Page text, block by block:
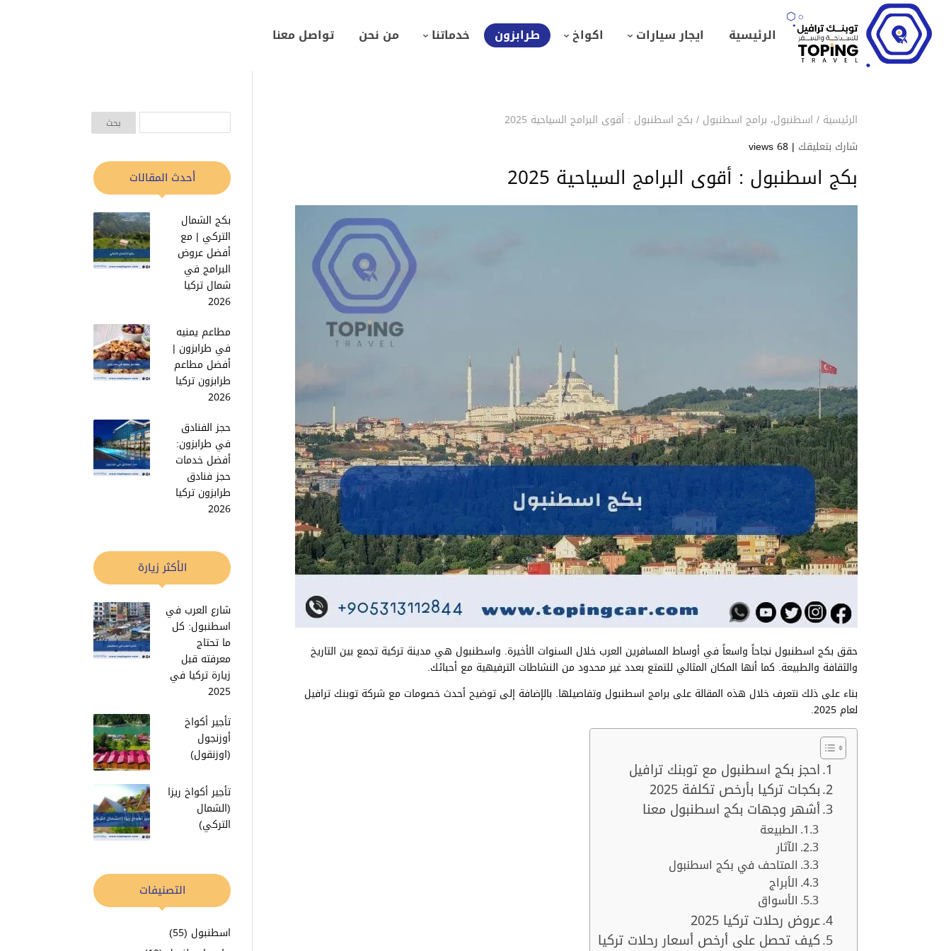
الرئيسية ايجار سيارات اكواخ طرابزون خدماتنا من نحن تواصل معنا
الرئيسية / اسطنبول، برامج اسطنبول / بكج اسطنبول : أقوى البرامج السياحية 2025
شارك بتعليقك |
68 views
بكج اسطنبول : أقوى البرامج السياحية 2025
حقق بكج اسطنبول نجاحاً واسعاً في أوساط المسافرين العرب خلال السنوات الأخيرة. واسطنبول هي مدينة تركية تجمع بين التاريخ
والثقافة والطبيعة. كما أنها المكان المثالي للتمتع بعدد غير محدود من النشاطات الترفيهية مع أحبائك.
بناء على ذلك نتعرف خلال هذه المقالة على برامج اسطنبول وتفاصيلها. بالإضافة إلى توضيح أحدث خصومات مع شركة توبنك ترافيل
لعام 2025.
احجز بكج اسطنبول مع توبنك ترافيل
بكجات تركيا بأرخص تكلفة 2025
أشهر وجهات بكج اسطنبول معنا
الطبيعة
الآثار
المتاحف في بكج اسطنبول
الأبراج
الأسواق
عروض رحلات تركيا 2025
كيف تحصل على أرخص أسعار رحلات تركيا
أحدث المقالات
بكج الشمال
التركي | مع
أفضل عروض
البرامج في
شمال تركيا
2026
مطاعم يمنيه
في طرابزون |
أفضل مطاعم
طرابزون تركيا
2026
حجز الفنادق
في طرابزون:
أفضل خدمات
حجز فنادق
طرابزون تركيا
2026
الأكثر زيارة
شارع العرب في
اسطنبول: كل
ما تحتاج
معرفته قبل
زيارة تركيا في
2025
تأجير أكواخ
أوزنجول
(اوزنقول)
تأجير أكواخ ريزا
(الشمال
التركي)
التصنيفات
اسطنبول (55)